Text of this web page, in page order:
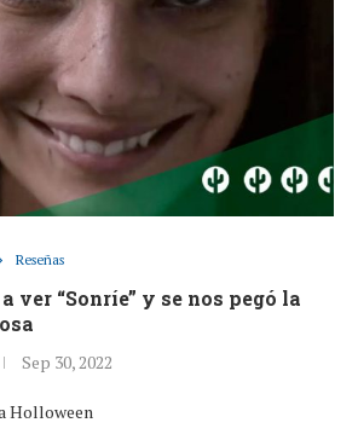
Reseñas
ver “Sonríe” y se nos pegó la
Sep 30, 2022
Holloween